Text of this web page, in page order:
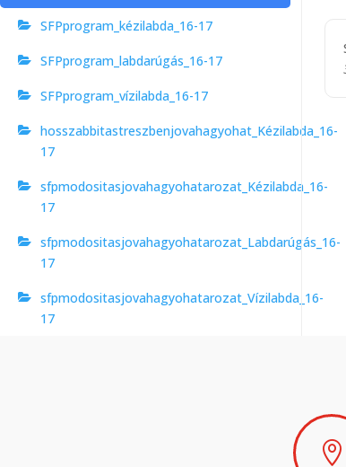
SFPprogram_kézilabda_16-17
SFPprogram_labdarúgás_16-17
SFPprogram_vízilabda_16-17
hosszabbitastreszbenjovahagyohat_Kézilabda_16-
17
sfpmodositasjovahagyohatarozat_Kézilabda_16-
17
sfpmodositasjovahagyohatarozat_Labdarúgás_16-
17
sfpmodositasjovahagyohatarozat_Vízilabda_16-
17
